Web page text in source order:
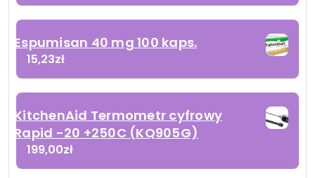
Espumisan 40 mg 100 kaps.
15,23zł
KitchenAid Termometr cyfrowy
Rapid -20 +250C (KQ905G)
199,00zł